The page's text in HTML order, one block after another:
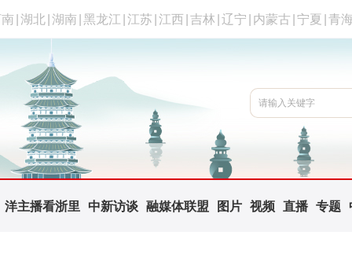
湖北 湖南 黑龙江 江苏 江西 吉林 辽宁 内蒙古 宁夏 青
洋主播看浙里 中新访谈 融媒体联盟 图片 视频 直播 专题